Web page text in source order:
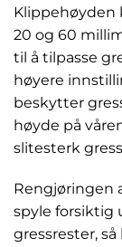
Klippehøyden
20 og 60
til å tilpasse
høyere
beskytter
høyde på
slitesterk
Rengjøringen
spyle forsiktig
gressrester,